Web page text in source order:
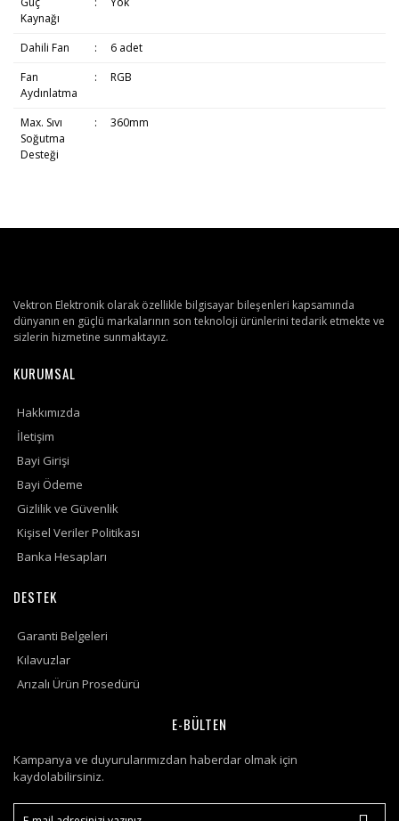
Kaynağı
Dahili Fan :
6 adet
Fan
Aydınlatma
: RGB
Max. Sıvı
Soğutma
Desteği
: 360mm
Vektron Elektronik olarak özellikle bilgisayar bileşenleri kapsamında
dünyanın en güçlü markalarının son teknoloji ürünlerini tedarik etmekte ve
sizlerin hizmetine sunmaktayız.
KURUMSAL
Hakkımızda
İletişim
Bayi Girişi
Bayi Ödeme
Gizlilik ve Güvenlik
Kişisel Veriler Politikası
Banka Hesapları
DESTEK
Garanti Belgeleri
Kılavuzlar
Arızalı Ürün Prosedürü
E-BÜLTEN
Kampanya ve duyurularımızdan haberdar olmak için
kaydolabilirsiniz.